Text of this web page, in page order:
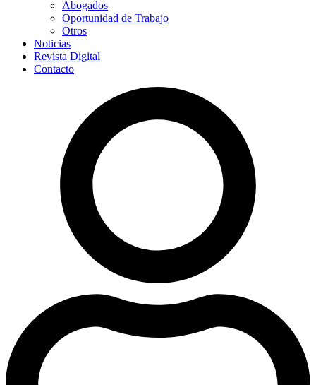
Abogados
Oportunidad de Trabajo
Otros
Noticias
Revista Digital
Contacto